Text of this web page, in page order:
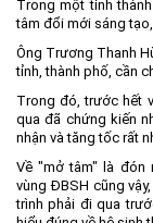
Trong một tỉnh
tâm đổi mới sáng
Ông Trương Thanh
tỉnh, thành phố, cần
Trong đó, trước hết
qua đã chứng kiến
nhận và tăng tốc rất
Về "mở tâm" là đón
vùng ĐBSH cũng
trình phải đi qua